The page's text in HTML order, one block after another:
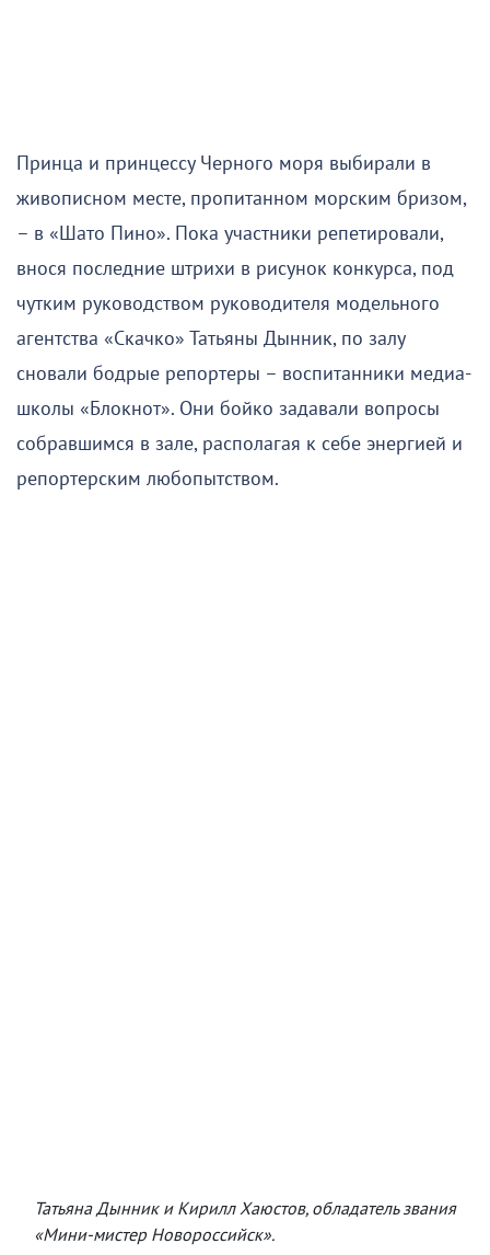
Принца и принцессу Черного моря выбирали в
живописном месте, пропитанном морским бризом,
– в «Шато Пино». Пока участники репетировали,
внося последние штрихи в рисунок конкурса, под
чутким руководством руководителя модельного
агентства «Скачко» Татьяны Дынник, по залу
сновали бодрые репортеры – воспитанники медиа-
школы «Блокнот». Они бойко задавали вопросы
собравшимся в зале, располагая к себе энергией и
репортерским любопытством.
Татьяна Дынник и Кирилл Хаюстов, обладатель звания
«Мини-мистер Новороссийск».